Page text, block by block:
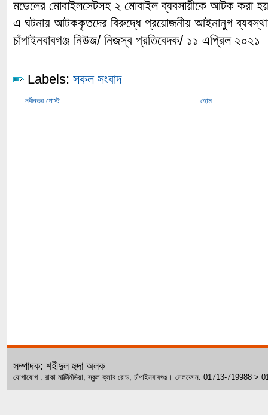
মডেলের মোবাইলসেটসহ ২ মোবাইল ব্যবসায়ীকে আটক করা
এ ঘটনায় আটককৃতদের বিরুদ্ধে প্রয়োজনীয় আইনানুগ
চাঁপাইনবাবগঞ্জ নিউজ/ নিজস্ব প্রতিবেদক/ ১১ এপ্রিল ২০২১
Labels: সকল সংবাদ
নবীনতর পোস্ট হোম
সম্পাদক: শহীদুল হুদা অলক
যোগাযোগ : রাকা মাল্টিমিডিয়া, স্কুল ক্লাব রোড, চাঁপাইনবাবগঞ্জ। সেলফোন: 01713-